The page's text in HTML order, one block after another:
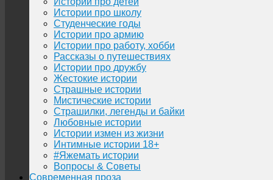
Истории про школу
Студенческие годы
Истории про армию
Истории про работу, хобби
Рассказы о путешествиях
Истории про дружбу
Жестокие истории
Страшные истории
Мистические истории
Страшилки, легенды и байки
Любовные истории
Истории измен из жизни
Интимные истории 18+
#Яжемать истории
Вопросы & Советы
Современная проза